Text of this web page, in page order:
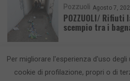
Pozzuoli Agosto 7,
POZZUOLI/
scempio tra i
Per migliorare l'esperienza d'uso
cookie di profilazione, propri o di